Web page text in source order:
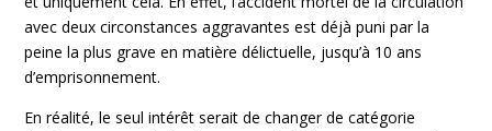
avec deux circonstances aggravantes est déjà puni par la
peine la plus grave en matière délictuelle, jusqu’à 10 ans
d’emprisonnement.
En réalité, le seul intérêt serait de changer de catégorie